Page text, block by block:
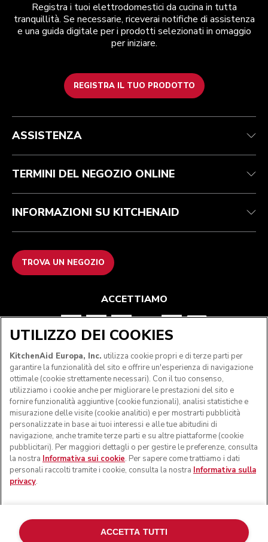
Registra i tuoi elettrodomestici da cucina in tutta
tranquillità. Se necessarie, riceverai notifiche di assistenza
e una guida digitale per i prodotti selezionati in omaggio
per iniziare.
REGISTRA IL TUO PRODOTTO
Health Check
Traccia il tuo ordine
Garanzia e documentazione
FAQ
Termini e condizioni
Resi e rimborsi
Imprint
ODR
Per il marchio
Trova un negozio
ASSISTENZA
TERMINI DEL NEGOZIO ONLINE
INFORMAZIONI SU KITCHENAID
TROVA UN NEGOZIO
ACCETTIAMO
SEGUICI
Uniti e altrove.
UTILIZZO DEI COOKIES
KitchenAid Europa, Inc. utilizza cookie propri e di terze parti per
garantire la funzionalità del sito e offrire un'esperienza di navigazione
ottimale (cookie strettamente necessari). Con il tuo consenso,
utilizziamo i cookie anche per migliorare le prestazioni del sito e
fornire funzionalità aggiuntive (cookie funzionali), analisi statistiche e
misurazione delle visite (cookie analitici) e per mostrarti pubblicità
personalizzate in base ai tuoi interessi e alle tue abitudini di
navigazione, anche tramite terze parti e su altre piattaforme (cookie
pubblicitari). Per maggiori dettagli o per gestire le preferenze, consulta
la nostra Informativa sui cookie. Per sapere come trattiamo i dati
personali raccolti tramite i cookie, consulta la nostra Informativa sulla
privacy.
ACCETTA TUTTI